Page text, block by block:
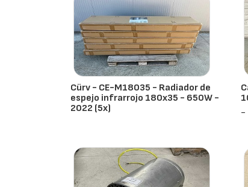
Cürv - CE-M18035 - Radiador de
espejo infrarrojo 180x35 - 650W -
2022 (5x)
-